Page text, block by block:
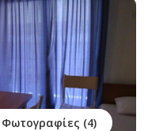
Φωτογραφίες